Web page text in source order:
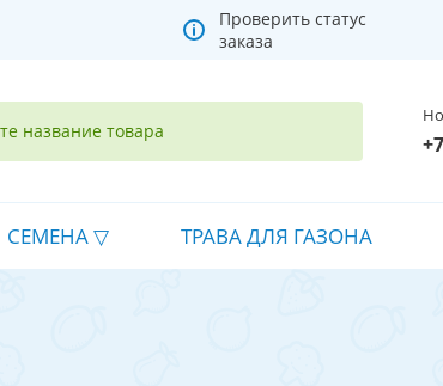
Проверить статус
заказа
СЕМЕНА ТРАВА ДЛЯ ГАЗОНА